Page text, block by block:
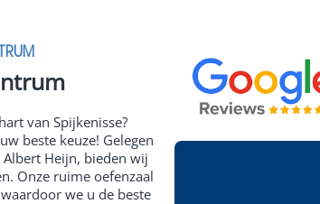
van Spijkenisse?
beste keuze! Gelegen
Heijn, bieden wij
Onze ruime oefenzaal
we u de beste